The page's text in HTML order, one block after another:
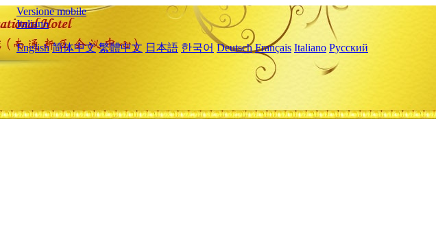
Versione mobile
Italiano
English 简体中文 繁體中文 日本語 한국어 Deutsch Français Italiano Русский